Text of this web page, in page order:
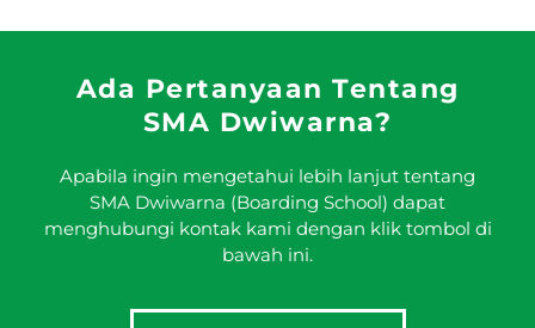
Ada Pertanyaan Tentang
SMA Dwiwarna?
Apabila ingin mengetahui lebih lanjut tentang
SMA Dwiwarna (Boarding School) dapat
menghubungi kontak kami dengan klik tombol di
bawah ini.